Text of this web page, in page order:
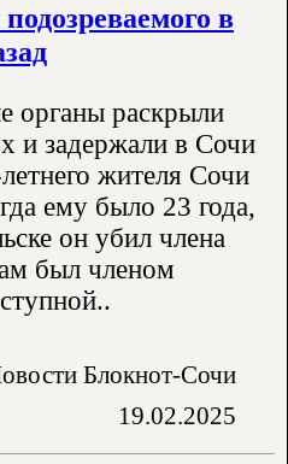
в
органы раскрыли
и задержали в Сочи
жителя Сочи
ему было 23 года,
он убил члена
был членом
Блокнот-Сочи
19.02.2025